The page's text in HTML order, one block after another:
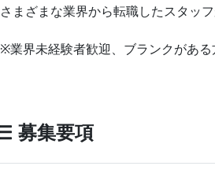
さまざまな業界から転職したスタッ
※業界未経験者歓迎、ブランクがある
募集要項